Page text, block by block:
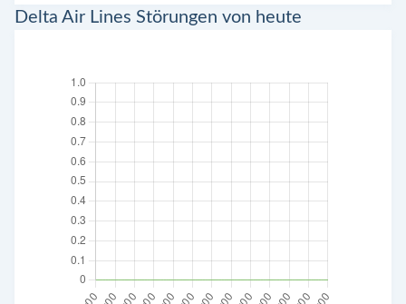
Delta Air Lines Störungen von heute